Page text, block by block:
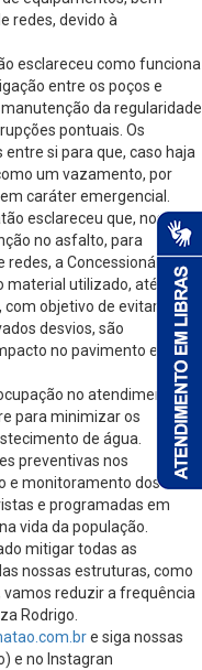
redes, devido à
esclareceu como funciona
entre os poços e
da regularidade
pontuais. Os
si para que, caso haja
um vazamento, por
caráter emergencial.
esclareceu que, nos
no asfalto, para
redes, a Concessionária
utilizado, até a
objetivo de evitar
desvios, são
no pavimento e no
no atendimento à
para minimizar os
de água.
preventivas nos
e monitoramento dos
e programadas em
vida da população.
mitigar todas as
nossas estruturas, como
reduzir a frequência
Rodrigo.
e siga nossas
e no Instagran